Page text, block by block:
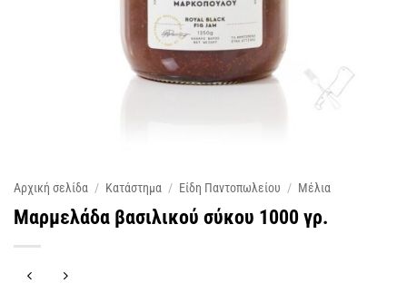
Αρχική σελίδα / Κατάστημα / Είδη Παντοπωλείου / Μέλια
Μαρμελάδα βασιλικού σύκου 1000 γρ.